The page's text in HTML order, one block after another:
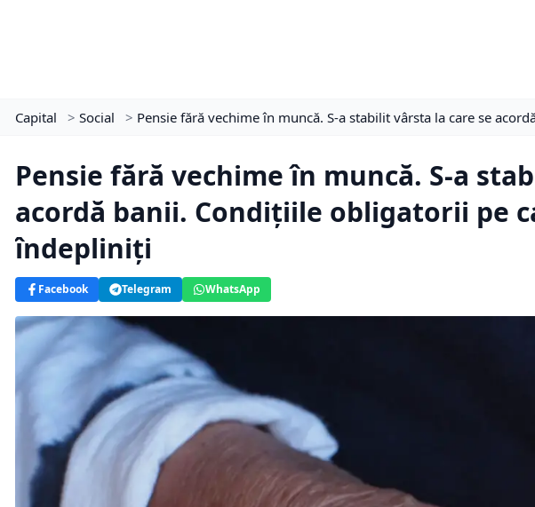
Capital > Social > Pensie fără vechime în muncă. S-a stabilit vârsta la care se
Pensie fără vechime în muncă. S-a
acordă banii. Condițiile obligatorii pe
îndepliniți
Facebook Telegram WhatsApp